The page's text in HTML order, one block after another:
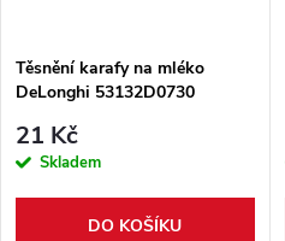
Těsnění karafy na mléko
DeLonghi 53132D0730
21 Kč
Skladem
DO KOŠÍKU